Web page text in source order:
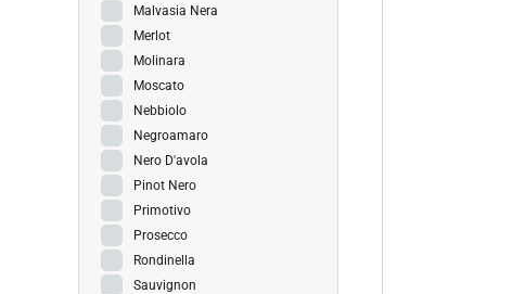
Malvasia Nera
Merlot
Molinara
Moscato
Nebbiolo
Negroamaro
Nero D'avola
Pinot Nero
Primotivo
Prosecco
Rondinella
Sauvignon